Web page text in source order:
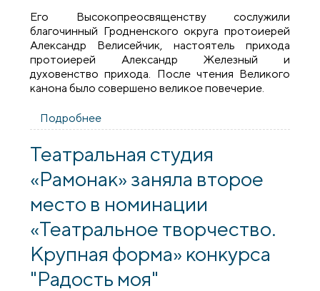
Его Высокопреосвященству сослужили
благочинный Гродненского округа протоиерей
Александр Велисейчик, настоятель прихода
протоиерей Александр Железный и
духовенство прихода. После чтения Великого
канона было совершено великое повечерие.
Подробнее
Великого канона в нижнем храме
Предтечи города Гродно
Театральная студия
«Рамонак» заняла второе
место в номинации
«Театральное творчество.
Крупная форма» конкурса
"Радость моя"